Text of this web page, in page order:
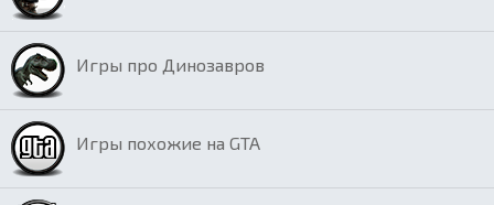
Игры про Динозавров
Игры похожие на GTA